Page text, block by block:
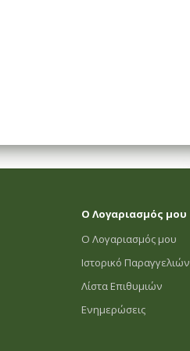
Ο Λογαριασμός μου
Ο Λογαριασμός μου
Ιστορικό Παραγγελιών
Λίστα Επιθυμιών
Ενημερώσεις